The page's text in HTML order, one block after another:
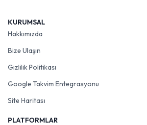
KURUMSAL
Hakkımızda
Bize Ulaşın
Gizlilik Politikası
Google Takvim Entegrasyonu
Site Haritası
PLATFORMLAR